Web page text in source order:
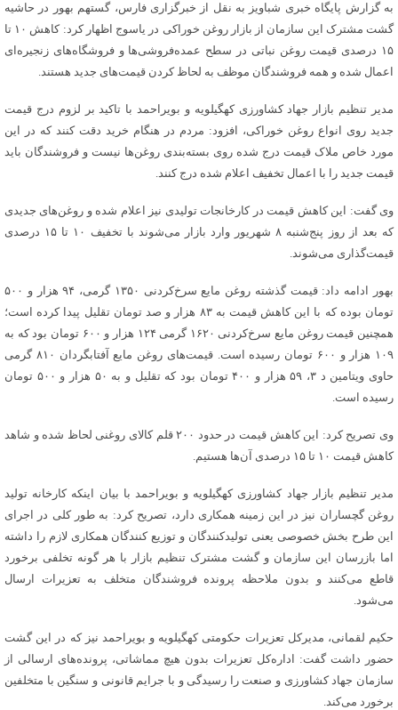
به گزارش پایگاه خبری شباویز به نقل از خبرگزاری فارس، گستهم بهور در حاشیه
گشت مشترک این سازمان از بازار روغن خوراکی در یاسوج اظهار کرد: کاهش ۱۰ تا
۱۵ درصدی قیمت روغن نباتی در سطح عمده‌فروشی‌ها و فروشگاه‌های زنجیره‌ای
اعمال شده و همه فروشندگان موظف به لحاظ کردن قیمت‌های جدید هستند.
مدیر تنظیم بازار جهاد کشاورزی کهگیلویه و بویراحمد با تاکید بر لزوم درج قیمت
جدید روی انواع روغن خوراکی، افزود: مردم در هنگام خرید دقت کنند که در این
مورد خاص ملاک قیمت درج شده روی بسته‌بندی روغن‌ها نیست و فروشندگان باید
قیمت جدید را با اعمال تخفیف اعلام شده درج کنند.
وی گفت: این کاهش قیمت در کارخانجات تولیدی نیز اعلام شده و روغن‌های جدیدی
که بعد از روز پنج‌شنبه ۸ شهریور وارد بازار می‌شوند با تخفیف ۱۰ تا ۱۵ درصدی
قیمت‌گذاری می‌شوند.
بهور ادامه داد: قیمت گذشته روغن مایع سرخ‌کردنی ۱۳۵۰ گرمی، ۹۴ هزار و ۵۰۰
تومان بوده که با این کاهش قیمت به ۸۳ هزار و صد تومان تقلیل پیدا کرده است؛
همچنین قیمت روغن مایع سرخ‌کردنی ۱۶۲۰ گرمی ۱۲۴ هزار و ۶۰۰ تومان بود که به
۱۰۹ هزار و ۶۰۰ تومان رسیده است. قیمت‌های روغن مایع آفتابگردان ۸۱۰ گرمی
حاوی ویتامین د ۳، ۵۹ هزار و ۴۰۰ تومان بود که تقلیل و به ۵۰ هزار و ۵۰۰ تومان
رسیده است.
وی تصریح کرد: این کاهش قیمت در حدود ۲۰۰ قلم کالای روغنی لحاظ شده و شاهد
کاهش قیمت ۱۰ تا ۱۵ درصدی آن‌ها هستیم.
مدیر تنظیم بازار جهاد کشاورزی کهگیلویه و بویراحمد با بیان اینکه کارخانه تولید
روغن گچساران نیز در این زمینه همکاری دارد، تصریح کرد: به طور کلی در اجرای
این طرح بخش خصوصی یعنی تولیدکنندگان و توزیع کنندگان همکاری لازم را داشته
اما بازرسان این سازمان و گشت مشترک تنظیم بازار با هر گونه تخلفی برخورد
قاطع می‌کنند و بدون ملاحظه پرونده فروشندگان متخلف به تعزیرات ارسال
می‌شود.
حکیم لقمانی، مدیرکل تعزیرات حکومتی کهگیلویه و بویراحمد نیز که در این گشت
حضور داشت گفت: اداره‌کل تعزیرات بدون هیچ مماشاتی، پرونده‌های ارسالی از
سازمان جهاد کشاورزی و صنعت را رسیدگی و با جرایم قانونی و سنگین با متخلفین
برخورد می‌کند.